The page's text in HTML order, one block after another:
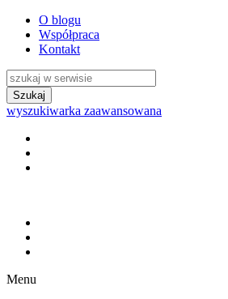
O blogu
Współpraca
Kontakt
wyszukiwarka zaawansowana
Menu